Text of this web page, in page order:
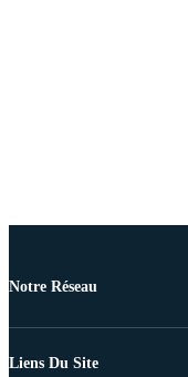
Notre Réseau
Liens Du Site